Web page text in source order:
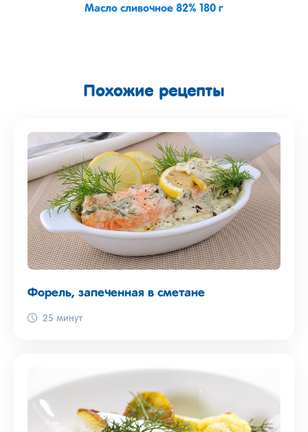
Масло сливочное 82% 180 г
Похожие рецепты
Форель, запеченная в сметане
25 минут